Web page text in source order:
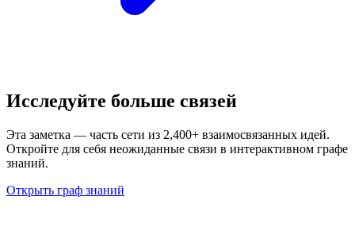
Исследуйте больше связей
Эта заметка — часть сети из 2,400+ взаимосвязанных идей.
Откройте для себя неожиданные связи в интерактивном графе
знаний.
Открыть граф знаний